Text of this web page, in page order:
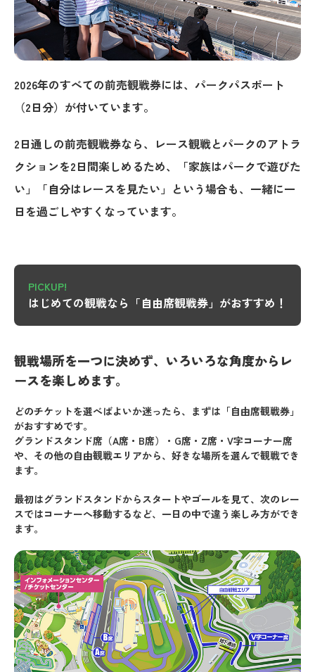
2026年のすべての前売観戦券には、パークパスポート
（2日分）が付いています。
2日通しの前売観戦券なら、レース観戦とパークのアトラ
クションを2日間楽しめるため、
「家族はパークで遊びた
い」「自分はレースを見たい」という場合も、 一緒に一
日を過ごしやすくなっています。
PICKUP!
はじめての観戦なら「自由席観戦券」がおすすめ！
観戦場所を一つに決めず、いろいろな角度からレ
ースを楽しめます。
どのチケットを選べばよいか迷ったら、まずは「自由席観戦券」
がおすすめです。
グランドスタンド席（A席・B席）・G席・Z席・V字コーナー席
や、その他の自由観戦エリアから、好きな場所を選んで観戦でき
ます。
最初はグランドスタンドからスタートやゴールを見て、次のレー
スではコーナーへ移動するなど、一日の中で違う楽しみ方ができ
ます。